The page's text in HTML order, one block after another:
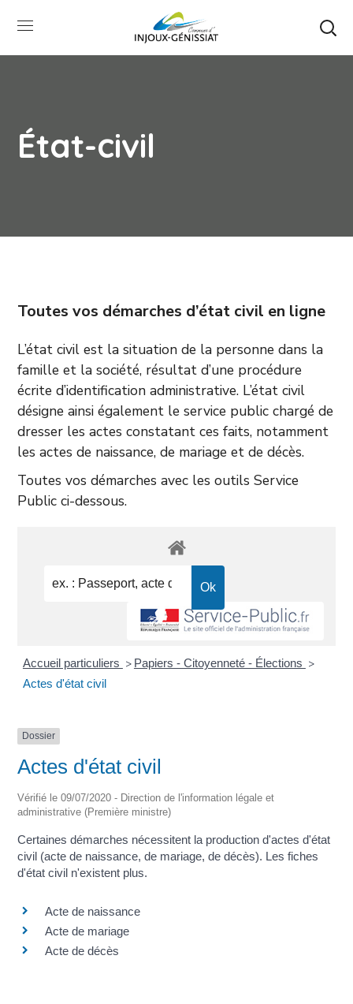
État-civil
Toutes vos démarches d’état civil en ligne
L’état civil est la situation de la personne dans la
famille et la société, résultat d’une procédure
écrite d’identification administrative. L’état civil
désigne ainsi également le service public chargé de
dresser les actes constatant ces faits, notamment
les actes de naissance, de mariage et de décès.
Toutes vos démarches avec les outils Service
Public ci-dessous.
Accueil particuliers > Papiers - Citoyenneté - Élections >
Actes d'état civil
Dossier
Actes d'état civil
Vérifié le 09/07/2020 - Direction de l'information légale et
administrative (Première ministre)
Certaines démarches nécessitent la production d'actes d'état
civil (acte de naissance, de mariage, de décès). Les fiches
d'état civil n'existent plus.
Acte de naissance
Acte de mariage
Acte de décès